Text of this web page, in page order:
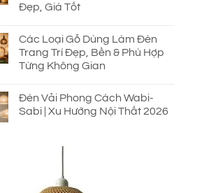
Đẹp, Giá Tốt
Các Loại Gỗ Dùng Làm Đèn
Trang Trí Đẹp, Bền & Phù Hợp
Từng Không Gian
Đèn Vải Phong Cách Wabi-
Sabi | Xu Hướng Nội Thất 2026